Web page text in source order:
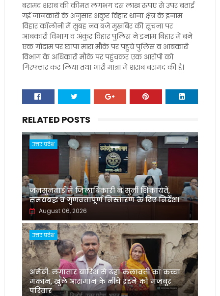
बरामद शराब की कीमत लगभग दस लाख रुपए से उपर बताई
गई जानकारी के अनुसार अंकुर विहार थाना क्षेत्र के इनाम
विहार कॉलोनी में सुबह नव बजे मुखबिर की सूचना पर
आबकारी विभाग व अंकुर विहार पुलिस ने इनाम बिहार में बने
एक गोदाम पर छापा मारा मौके पर पहुंचे पुलिस व आबकारी
विभाग के अधिकारी मौके पर पहुंचकर एक आरोपी को
गिरफ्तार कर लिया तथा भारी मात्रा में शराब बरामद की है।
RELATED POSTS
उत्तर प्रदेश
जनसुनवाई में जिलाधिकारी ने सुनीं शिकायतें,
समयबद्ध व गुणवत्तापूर्ण निस्तारण के दिए निर्देश।
August 06, 2026
उत्तर प्रदेश
अमेठी: लगातार बारिश से ढहा कलावती का कच्चा
मकान, खुले आसमान के नीचे रहने को मजबूर
परिवार